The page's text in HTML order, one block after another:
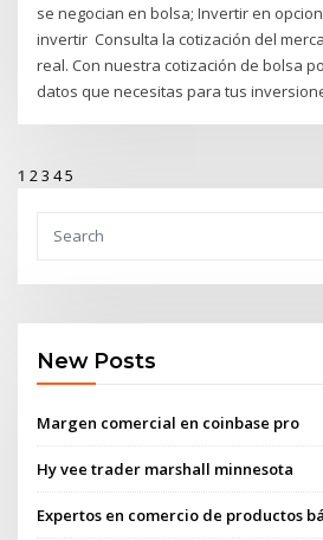
se negocian en bolsa; Invertir en
invertir Consulta la cotización del
real. Con nuestra cotización de bolsa
datos que necesitas para tus
1 23 45
New Posts
Margen comercial en coinbase pro
Hy vee trader marshall minnesota
Expertos en comercio de productos